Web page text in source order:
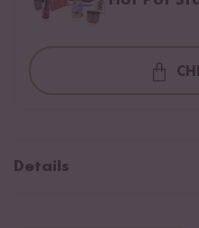
Details